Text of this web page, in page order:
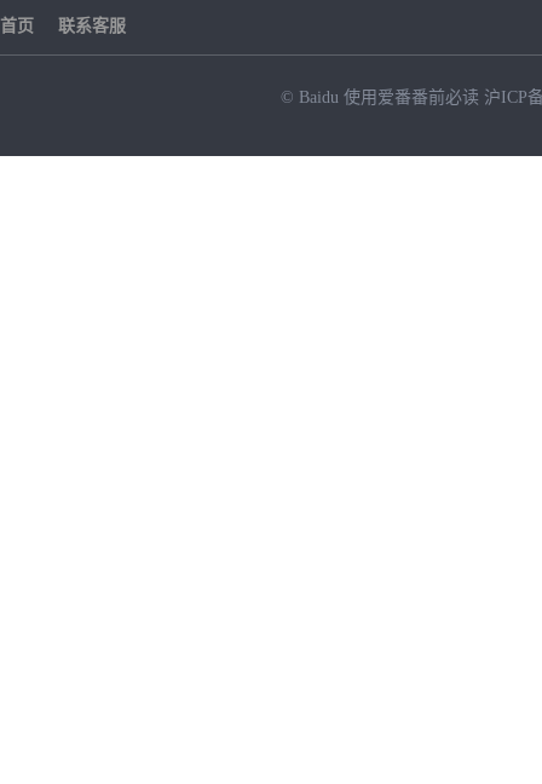
首页 联系客服
© Baidu 使用爱番番前必读 沪ICP